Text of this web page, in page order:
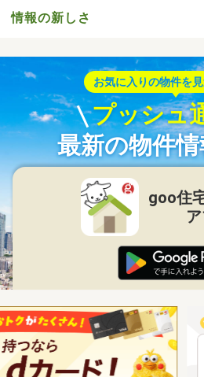
情報の新しさ
お気に入りの物件を見
プッシュ
最新の物件
goo住